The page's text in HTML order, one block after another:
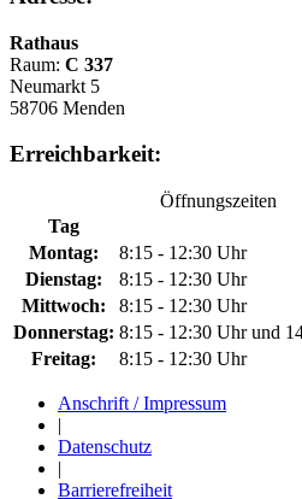
Rathaus
Raum: C 337
Neumarkt 5
58706 Menden
Erreichbarkeit:
Öffnungszeiten
Tag
Montag:
8:15 - 12:30 Uhr
Dienstag:
8:15 - 12:30 Uhr
Mittwoch:
8:15 - 12:30 Uhr
Donnerstag: 8:15 - 12:30 Uhr und
Freitag:
8:15 - 12:30 Uhr
Anschrift / Impressum
|
Datenschutz
|
Barrierefreiheit